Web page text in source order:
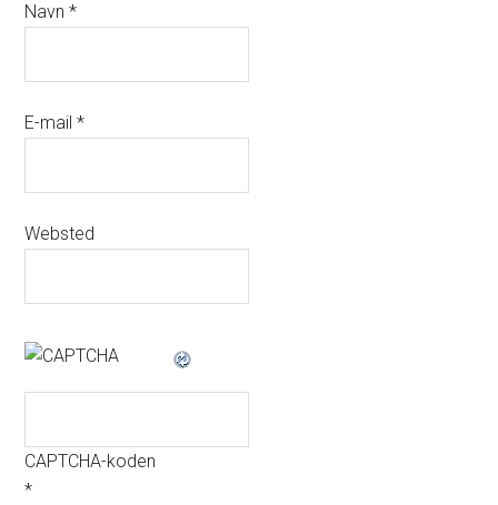
Navn*
E-mail*
Websted
CAPTCHA-koden
*